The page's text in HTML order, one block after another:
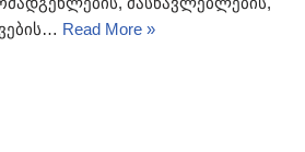
Read More »